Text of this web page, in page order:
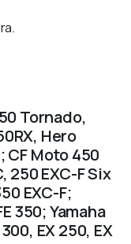
Tornado,
Hero
CF Moto 450
250 EXC-F Six
EXC-F;
350; Yamaha
EX 250, EX